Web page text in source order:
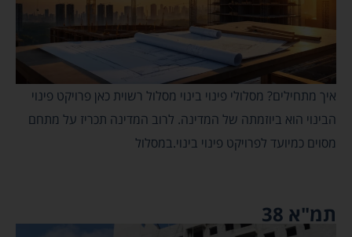
איך מתחילים? מסלולי פינוי בינוי מסלול רשוית כאן פרויקט פינוי
הבינוי הוא ביוזמתה של המדינה. לרוב המדינה תכריז על מתחם
מסוים כמיועד לפרויקט פינוי בינוי.במסלול
תמ"א 38